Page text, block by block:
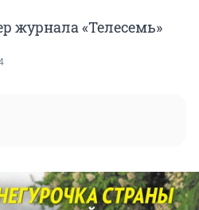
журнала «Телесемь»